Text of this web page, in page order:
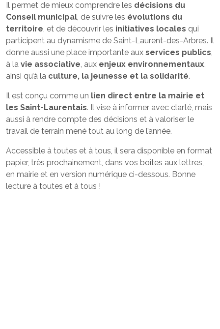
Il permet de mieux comprendre les décisions du
Conseil municipal, de suivre les évolutions du
territoire, et de découvrir les initiatives locales qui
participent au dynamisme de Saint-Laurent-des-Arbres. Il
donne aussi une place importante aux services publics,
à la vie associative, aux enjeux environnementaux,
ainsi qu’à la culture, la jeunesse et la solidarité.
Il est conçu comme un lien direct entre la mairie et
les Saint-Laurentais. Il vise à informer avec clarté, mais
aussi à rendre compte des décisions et à valoriser le
travail de terrain mené tout au long de l’année.
Accessible à toutes et à tous, il sera disponible en format
papier, très prochainement, dans vos boîtes aux lettres,
en mairie et en version numérique ci-dessous. Bonne
lecture à toutes et à tous !